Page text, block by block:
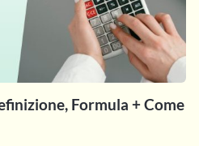
Formula + Come